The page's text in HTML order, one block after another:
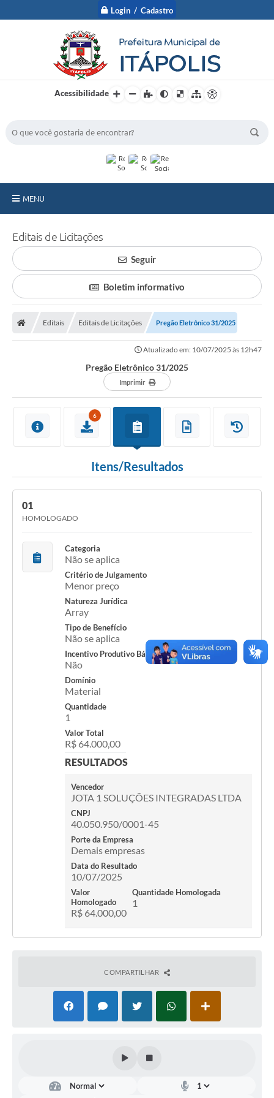
Login / Cadastro
Acessibilidade
MENU
Nossa Cidade
Secretarias
Serviços Online
Carta de Serviços
Contratos
Planos de Tecnologia da Informação e Comunicação
Via Rápida Empresa
Documentos
Água de Qualidade
Gasoduto (Gás Natural)
Feriados Municipais
Galeria de Fotos
Arquivos para Download
Carta de Serviços
Galeria de Vídeos
Telefones Úteis
Transparência
Editais de Licitações
Seguir
Boletim informativo
Editais Editais de Licitações Pregão Eletrônico 31/2025
Atualizado em: 10/07/2025 às 12h47
Pregão Eletrônico 31/2025
Imprimir
6
Itens/Resultados
01
HOMOLOGADO
Categoria
Não se aplica
Critério de Julgamento
Menor preço
Natureza Jurídica
Array
Tipo de Benefício
Não se aplica
Incentivo Produtivo Básico
Não
Domínio
Material
Quantidade
1
Valor Total
R$ 64.000,00
RESULTADOS
Vencedor
JOTA 1 SOLUÇÕES INTEGRADAS LTDA
CNPJ
40.050.950/0001-45
Porte da Empresa
Demais empresas
Data do Resultado
10/07/2025
Valor
Homologado
R$ 64.000,00
Quantidade Homologada
1
COMPARTILHAR